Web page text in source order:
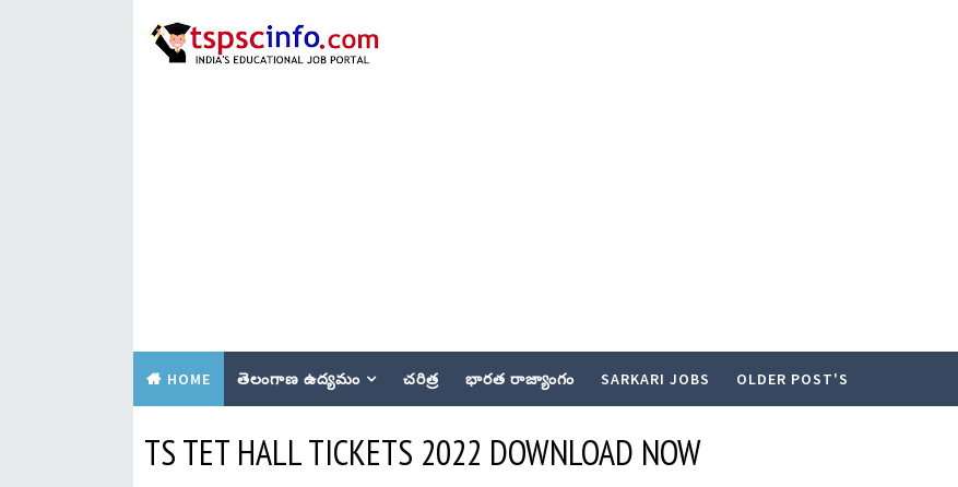
HOME తెలంగాణ ఉద్యమం చరిత్ర భారత రాజ్యాంగం SARKARI JOBS OLDER POST'S
TS TET HALL TICKETS 2022 DOWNLOAD NOW